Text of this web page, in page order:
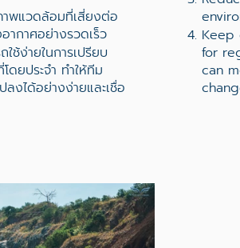
พแวดล้อมที่เสี่ยงต่อ
ากาศอย่างรวดเร็ว
ช้ง่ายในการเปรียบ
ดยประจำ ทำให้ทีม
งได้อย่างง่ายและเชื่อ
Keep
for
can